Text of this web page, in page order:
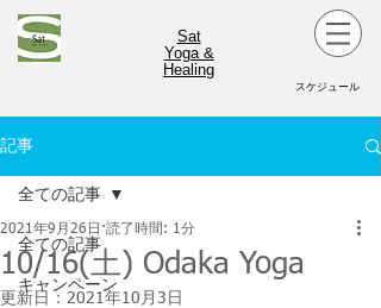
Sat
Yoga &
Healing
スケジュール
記事
全ての記事
キャンペーン
全ての記事
10/16(土) Odaka Yoga
2021年9月26日 読了時間: 1分
更新日： 2021年10月3日